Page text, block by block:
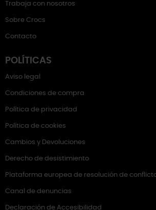
Trabaja con nosotros
Sobre Crocs
Contacto
POLÍTICAS
Aviso legal
Condiciones de compra
Política de privacidad
Política de cookies
Cambios y Devoluciones
Derecho de desistimiento
Plataforma europea de resolución de
Canal de denuncias
Declaración de Accesibilidad